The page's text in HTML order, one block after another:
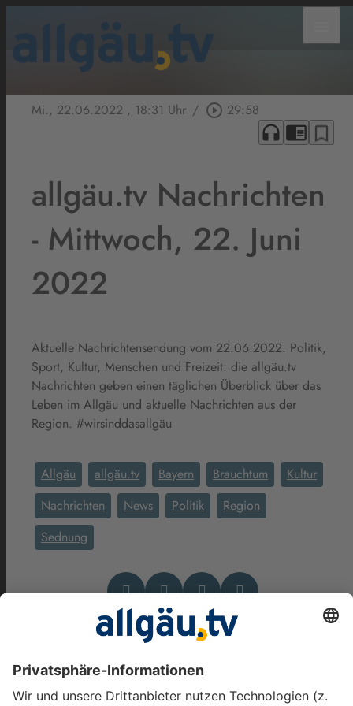
Mi., 22.06.2022 , 18:31 Uhr / play_circle_outline 29:58
headphones chrome_reader_mode bookmark_border
allgäu.tv Nachrichten
- Mittwoch, 22. Juni
2022
Aktuelle Nachrichtensendung vom 22.06.2022. Politik,
Sport, Kultur, Menschen und Freizeit: die allgäu.tv
Nachrichten geben einen täglichen Überblick über das
Leben im Allgäu und aktuelle Nachrichten aus der
Region. #wirsinddasallgäu
Allgäu allgäu.tv Bayern Brauchtum
Kultur
Nachrichten
News Politik
Region
Sednung
Das könnte Dich auch